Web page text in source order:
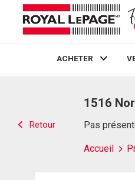
ACHETER
Retour
1516
Pas
Accueil